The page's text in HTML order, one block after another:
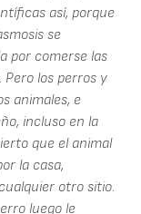
así, porque
se
por comerse las
Pero los perros y
animales, e
incluso en la
que el animal
la casa,
otro sitio.
luego le